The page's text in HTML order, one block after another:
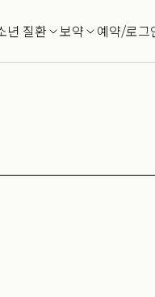
년 질환 보약 예약/로그